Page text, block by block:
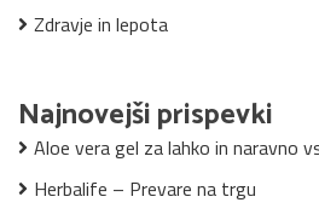
Zdravje in lepota
Najnovejši prispevki
Aloe vera gel za lahko in naravno
Herbalife – Prevare na trgu